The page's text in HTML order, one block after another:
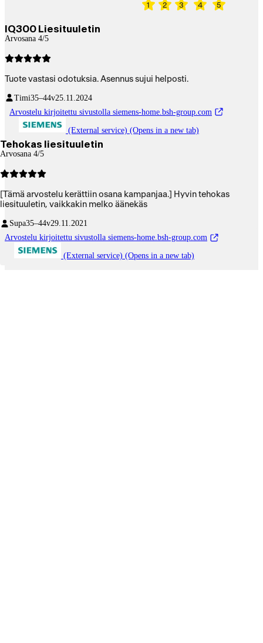
1 2 3 4 5
IQ300 Liesituuletin
Arvosana 4/5
Tuote vastasi odotuksia. Asennus sujui helposti.
Timi35–44v25.11.2024
Arvostelu kirjoitettu sivustolla siemens-home.bsh-group.com
(External service) (Opens in a new tab)
Tehokas liesituuletin
Arvosana 4/5
[Tämä arvostelu kerättiin osana kampanjaa.] Hyvin tehokas
liesituuletin, vaikkakin melko äänekäs
Supa35–44v29.11.2021
Arvostelu kirjoitettu sivustolla siemens-home.bsh-group.com
(External service) (Opens in a new tab)